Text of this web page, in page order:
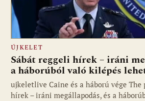
Fotó: ujkelet.live
ÚJKELET
Sábát reggeli hírek – iráni
a háborúból való kilépés
ujkeletlive Caine és a háború vége The
hírek – iráni megállapodás, és a